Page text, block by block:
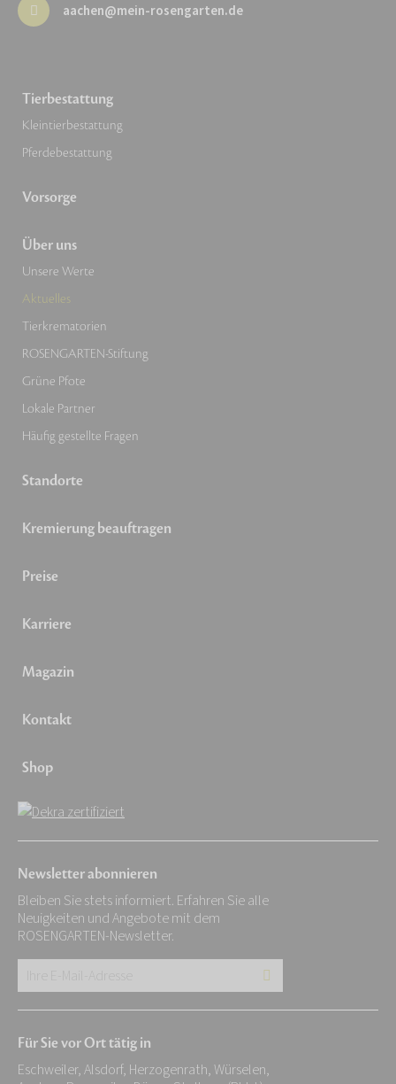
aachen@mein-rosengarten.de
Tierbestattung
Kleintierbestattung
Pferdebestattung
Vorsorge
Über uns
Unsere Werte
Aktuelles
Tierkrematorien
ROSENGARTEN-Stiftung
Grüne Pfote
Lokale Partner
Häufig gestellte Fragen
Standorte
Kremierung beauftragen
Preise
Karriere
Magazin
Kontakt
Shop
Newsletter abonnieren
Bleiben Sie stets informiert. Erfahren Sie alle
Neuigkeiten und Angebote mit dem
ROSENGARTEN-Newsletter.
Adresse:
Für Sie vor Ort tätig in
Eschweiler, Alsdorf, Herzogenrath, Würselen,